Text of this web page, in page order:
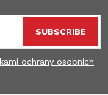
ochrany osobních
SUBSCRIBE